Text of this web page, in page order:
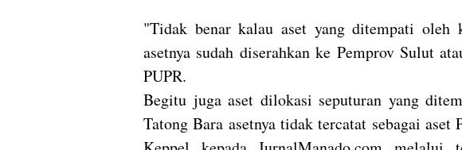
"Tidak benar kalau aset yang ditempati oleh
asetnya sudah diserahkan ke Pemprov Sulut
PUPR.
Begitu juga aset dilokasi seputuran yang
Tatong Bara asetnya tidak tercatat sebagai aset